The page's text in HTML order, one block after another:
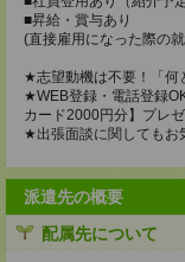
■昇給・賞与あり
(直接雇用になった際の
★志望動機は不要！「何
★WEB登録・電話登録
カード2000円分】プレゼ
★出張面談に関してもお
派遣先の概要
配属先について